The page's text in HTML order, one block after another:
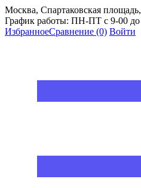
Москва, Спартаковская
График работы: ПН-ПТ с 9-00 до
ИзбранноеСравнение (0) Войти